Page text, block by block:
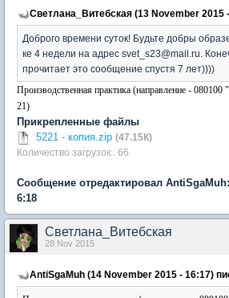
Светлана_Витебская (13 November 2015
Доброго времени суток! Будьте добры
ке 4 недели на адрес svet_s23@mail.ru.
прочитает это сообщение спустя 7 лет))))
Производственная практика (направление -
21)
Прикрепленные файлы
5221 - копия.zip (47.15К)
Количество загрузок:: 66
Сообщение отредактировал
6:18
Светлана_Витебская
28 Nov 2015
AntiSgaMuh (14 November 2015 - 16:17)